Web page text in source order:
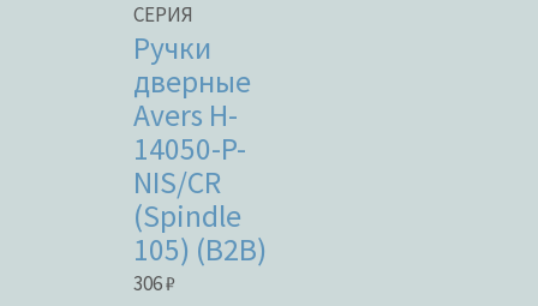
СЕРИЯ
Ручки
дверные
Avers H-
14050-P-
NIS/CR
(Spindle
105) (B2B)
306₽